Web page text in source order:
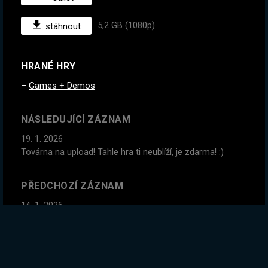
stáhnout 5,2 GB (1080p)
HRANÉ HRY
Games + Demos
NÁSLEDUJÍCÍ ZÁZNAM
19. 1. 2026
Továrna na upload! Tahle hra ti neublíží, je zdarma! :)
PŘEDCHOZÍ ZÁZNAM
14. 1. 2026